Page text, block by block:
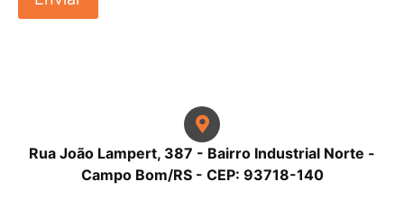
Rua João Lampert, 387 - Bairro Industrial Norte -
Campo Bom/RS - CEP: 93718-140